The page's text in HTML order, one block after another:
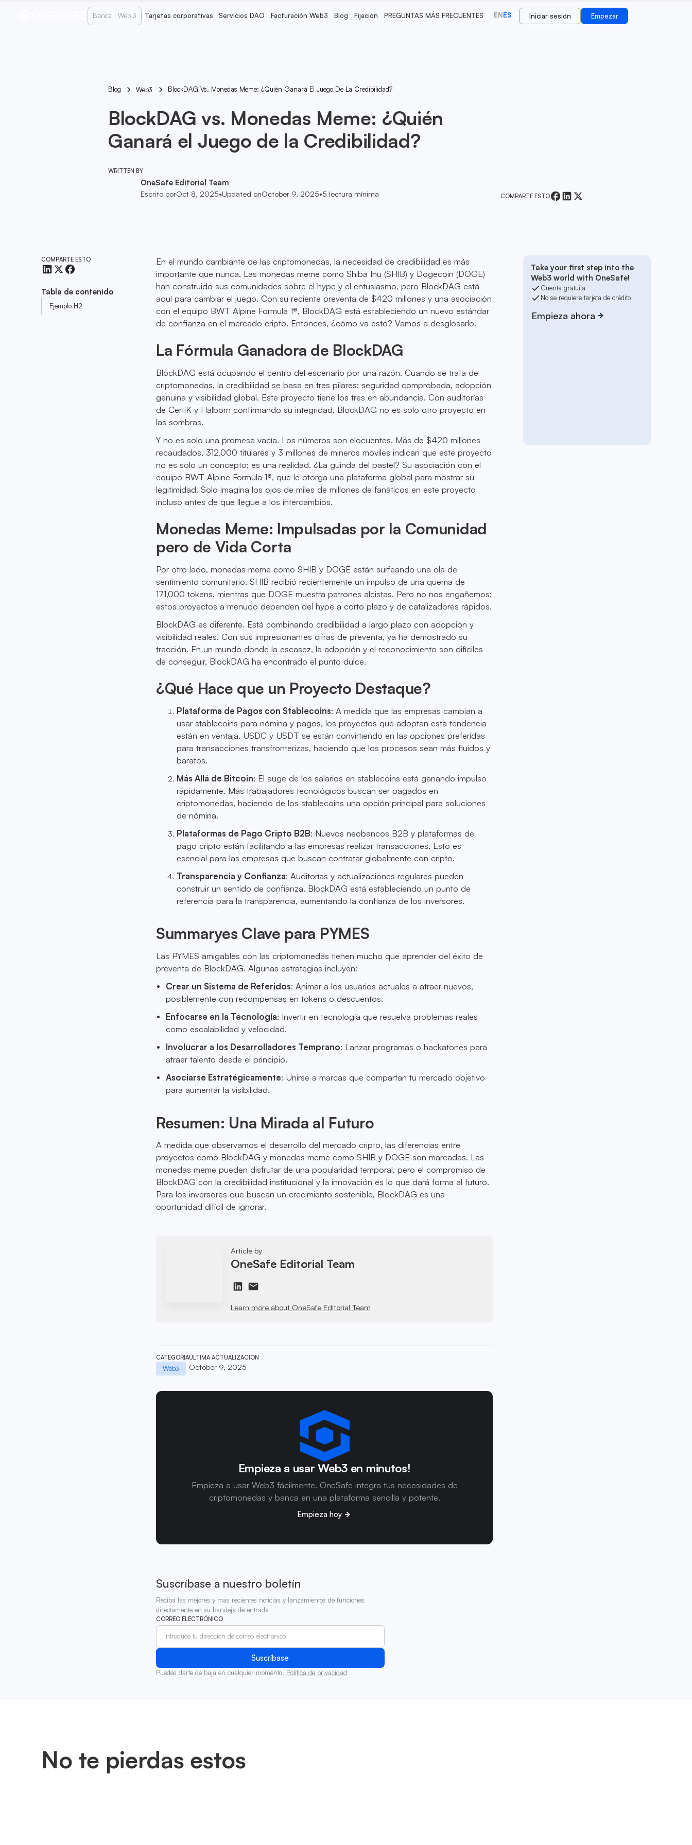
Banca Web 3 Tarjetas corporativas Servicios DAO Facturación Web3 Blog Fijación PREGUNTAS MÁS FRECUENTES ENES Iniciar sesión Empezar
Blog Web3 BlockDAG Vs. Monedas Meme: ¿Quién Ganará El Juego De La Credibilidad?
BlockDAG vs. Monedas Meme: ¿Quién
Ganará el Juego de la Credibilidad?
WRITTEN BY
OneSafe Editorial Team
Escrito porOct 8, 2025•Updated onOctober 9, 2025•5 lectura mínima COMPARTE ESTO
COMPARTE ESTO
Tabla de contenido
Ejemplo H2
En el mundo cambiante de las criptomonedas, la necesidad de credibilidad es más
importante que nunca. Las monedas meme como Shiba Inu (SHIB) y Dogecoin (DOGE)
han construido sus comunidades sobre el hype y el entusiasmo, pero BlockDAG está
aquí para cambiar el juego. Con su reciente preventa de $420 millones y una asociación
con el equipo BWT Alpine Formula 1®, BlockDAG está estableciendo un nuevo estándar
de confianza en el mercado cripto. Entonces, ¿cómo va esto? Vamos a desglosarlo.
La Fórmula Ganadora de BlockDAG
BlockDAG está ocupando el centro del escenario por una razón. Cuando se trata de
criptomonedas, la credibilidad se basa en tres pilares: seguridad comprobada, adopción
genuina y visibilidad global. Este proyecto tiene los tres en abundancia. Con auditorías
de CertiK y Halborn confirmando su integridad, BlockDAG no es solo otro proyecto en
las sombras.
Y no es solo una promesa vacía. Los números son elocuentes. Más de $420 millones
recaudados, 312,000 titulares y 3 millones de mineros móviles indican que este proyecto
no es solo un concepto; es una realidad. ¿La guinda del pastel? Su asociación con el
equipo BWT Alpine Formula 1®, que le otorga una plataforma global para mostrar su
legitimidad. Solo imagina los ojos de miles de millones de fanáticos en este proyecto
incluso antes de que llegue a los intercambios.
Monedas Meme: Impulsadas por la Comunidad
pero de Vida Corta
Por otro lado, monedas meme como SHIB y DOGE están surfeando una ola de
sentimiento comunitario. SHIB recibió recientemente un impulso de una quema de
171,000 tokens, mientras que DOGE muestra patrones alcistas. Pero no nos engañemos;
estos proyectos a menudo dependen del hype a corto plazo y de catalizadores rápidos.
BlockDAG es diferente. Está combinando credibilidad a largo plazo con adopción y
visibilidad reales. Con sus impresionantes cifras de preventa, ya ha demostrado su
tracción. En un mundo donde la escasez, la adopción y el reconocimiento son difíciles
de conseguir, BlockDAG ha encontrado el punto dulce.
¿Qué Hace que un Proyecto Destaque?
Plataforma de Pagos con Stablecoins: A medida que las empresas cambian a
usar stablecoins para nómina y pagos, los proyectos que adoptan esta tendencia
están en ventaja. USDC y USDT se están convirtiendo en las opciones preferidas
para transacciones transfronterizas, haciendo que los procesos sean más fluidos y
baratos.
Más Allá de Bitcoin: El auge de los salarios en stablecoins está ganando impulso
rápidamente. Más trabajadores tecnológicos buscan ser pagados en
criptomonedas, haciendo de los stablecoins una opción principal para soluciones
de nómina.
Plataformas de Pago Cripto B2B: Nuevos neobancos B2B y plataformas de
pago cripto están facilitando a las empresas realizar transacciones. Esto es
esencial para las empresas que buscan contratar globalmente con cripto.
Transparencia y Confianza: Auditorías y actualizaciones regulares pueden
construir un sentido de confianza. BlockDAG está estableciendo un punto de
referencia para la transparencia, aumentando la confianza de los inversores.
Summaryes Clave para PYMES
Las PYMES amigables con las criptomonedas tienen mucho que aprender del éxito de
preventa de BlockDAG. Algunas estrategias incluyen:
Crear un Sistema de Referidos: Animar a los usuarios actuales a atraer nuevos,
posiblemente con recompensas en tokens o descuentos.
Enfocarse en la Tecnología: Invertir en tecnología que resuelva problemas reales
como escalabilidad y velocidad.
Involucrar a los Desarrolladores Temprano: Lanzar programas o hackatones para
atraer talento desde el principio.
Asociarse Estratégicamente: Unirse a marcas que compartan tu mercado objetivo
para aumentar la visibilidad.
Resumen: Una Mirada al Futuro
A medida que observamos el desarrollo del mercado cripto, las diferencias entre
proyectos como BlockDAG y monedas meme como SHIB y DOGE son marcadas. Las
monedas meme pueden disfrutar de una popularidad temporal, pero el compromiso de
BlockDAG con la credibilidad institucional y la innovación es lo que dará forma al futuro.
Para los inversores que buscan un crecimiento sostenible, BlockDAG es una
oportunidad difícil de ignorar.
Article by
OneSafe Editorial Team
Learn more about OneSafe Editorial Team
CATEGORÍA
Web3
ÚLTIMA ACTUALIZACIÓN
October 9, 2025
Empieza a usar Web3 en minutos!
Empieza a usar Web3 fácilmente. OneSafe integra tus necesidades de
criptomonedas y banca en una plataforma sencilla y potente.
Empieza hoy
Suscríbase a nuestro boletín
Reciba las mejores y más recientes noticias y lanzamientos de funciones
directamente en su bandeja de entrada
CORREO ELECTRÓNICO
Puedes darte de baja en cualquier momento. Política de privacidad
Take your first step into the
Web3 world with OneSafe!
Cuenta gratuita
No se requiere tarjeta de crédito
Empieza ahora
No te pierdas estos